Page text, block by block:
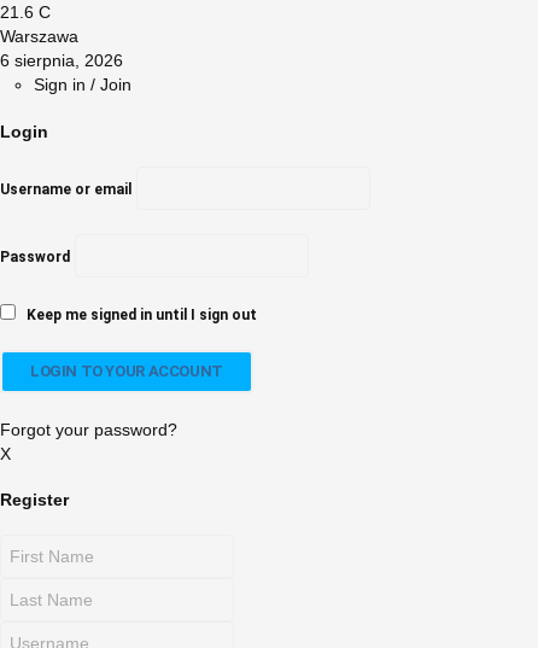
21.6 C
Warszawa
6 sierpnia, 2026
Sign in / Join
Login
Username or email
Password
Keep me signed in until I sign out
Forgot your password?
X
Register